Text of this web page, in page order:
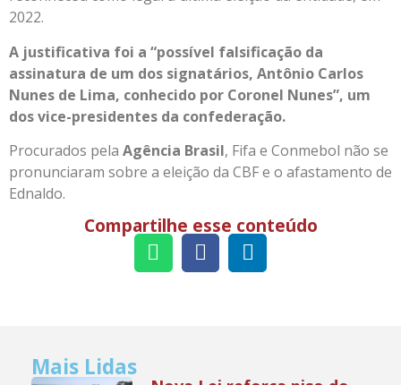
2022.
A justificativa foi a “possível falsificação da
assinatura de um dos signatários, Antônio Carlos
Nunes de Lima, conhecido por Coronel Nunes”, um
dos vice-presidentes da confederação.
Procurados pela Agência Brasil, Fifa e Conmebol não se
pronunciaram sobre a eleição da CBF e o afastamento de
Ednaldo.
Compartilhe esse conteúdo
Mais Lidas